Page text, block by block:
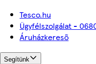
Tesco.hu
Ügyfélszolgálat -
Áruházkereső
Segítünk